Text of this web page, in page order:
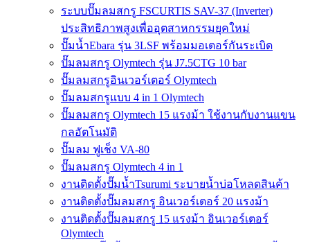
ระบบปั๊มลมสกรู FSCURTIS SAV-37 (Inverter)
ประสิทธิภาพสูงเพื่ออุตสาหกรรมยุคใหม่
ปั๊มน้ำEbara รุ่น 3LSF พร้อมมอเตอร์กันระเบิด
ปั๊มลมสกรู Olymtech รุ่น J7.5CTG 10 bar
ปั๊มลมสกรูอินเวอร์เตอร์ Olymtech
ปั๊มลมสกรูแบบ 4 in 1 Olymtech
ปั๊มลมสกรู Olymtech 15 แรงม้า ใช้งานกับงานแขน
กลอัตโนมัติ
ปั๊มลม ฟูเช็ง VA-80
ปั๊มลมสกรู Olymtech 4 in 1
งานติดตั้งปั๊มน้ำTsurumi ระบายน้ำบ่อโหลดสินค้า
งานติดตั้งปั๊มลมสกรู อินเวอร์เตอร์ 20 แรงม้า
งานติดตั้งปั๊มลมสกรู 15 แรงม้า อินเวอร์เตอร์
Olymtech